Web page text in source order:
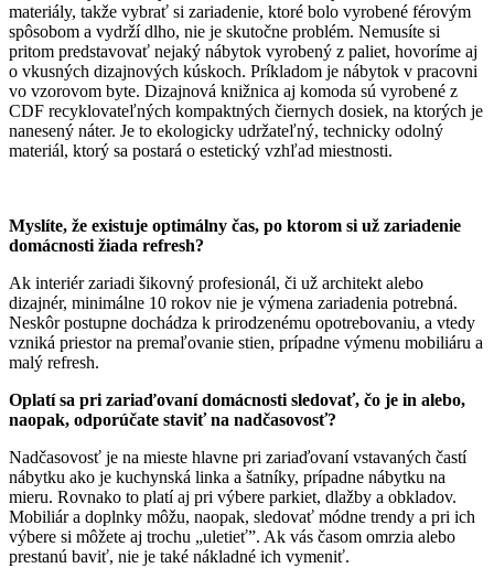
materiály, takže vybrať si zariadenie, ktoré bolo vyrobené férovým
spôsobom a vydrží dlho, nie je skutočne problém. Nemusíte si
pritom predstavovať nejaký nábytok vyrobený z paliet, hovoríme aj
o vkusných dizajnových kúskoch. Príkladom je nábytok v pracovni
vo vzorovom byte. Dizajnová knižnica aj komoda sú vyrobené z
CDF recyklovateľných kompaktných čiernych dosiek, na ktorých je
nanesený náter. Je to ekologicky udržateľný, technicky odolný
materiál, ktorý sa postará o estetický vzhľad miestnosti.
Myslíte, že existuje optimálny čas, po ktorom si už zariadenie
domácnosti žiada refresh?
Ak interiér zariadi šikovný profesionál, či už architekt alebo
dizajnér, minimálne 10 rokov nie je výmena zariadenia potrebná.
Neskôr postupne dochádza k prirodzenému opotrebovaniu, a vtedy
vzniká priestor na premaľovanie stien, prípadne výmenu mobiliáru a
malý refresh.
Oplatí sa pri zariaďovaní domácnosti sledovať, čo je in alebo,
naopak, odporúčate staviť na nadčasovosť?
Nadčasovosť je na mieste hlavne pri zariaďovaní vstavaných častí
nábytku ako je kuchynská linka a šatníky, prípadne nábytku na
mieru. Rovnako to platí aj pri výbere parkiet, dlažby a obkladov.
Mobiliár a doplnky môžu, naopak, sledovať módne trendy a pri ich
výbere si môžete aj trochu „uletieť”. Ak vás časom omrzia alebo
prestanú baviť, nie je také nákladné ich vymeniť.